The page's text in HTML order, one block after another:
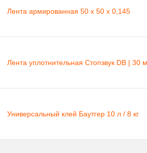
Лента армированная 50 х 50 х 0,145
Лента уплотнительная Стопзвук DB |
Универсальный клей Баутгер 10 л / 8 кг